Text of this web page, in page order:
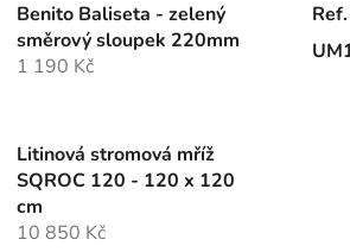
Benito Baliseta - zelený
směrový sloupek 220mm
1 190 Kč
Litinová stromová mříž
SQROC 120 - 120 x 120
cm
10 850 Kč
Ref.